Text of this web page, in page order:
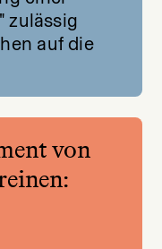
zulässig
auf die
von